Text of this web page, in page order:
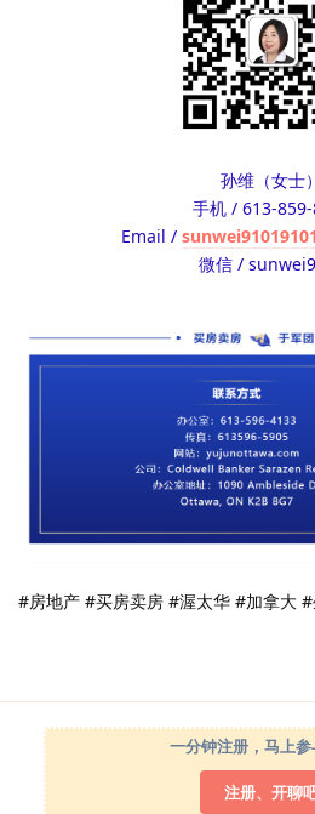
孙维（女士）
手机 / 613-
Email /
微信 /
#房地产 #买房卖房 #渥太华 #加拿大
一分钟注册，马上参
注册、开聊